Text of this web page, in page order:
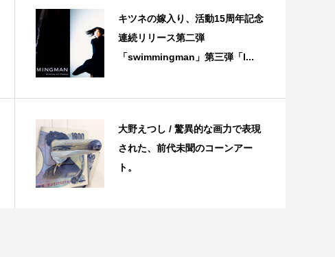
キツネの嫁入り、活動15周年記念
連続リリース第二弾
「swimmingman」第三弾「l...
大野えつし / 驚異的な画力で表現
された、前代未聞のコーンアー
ト。